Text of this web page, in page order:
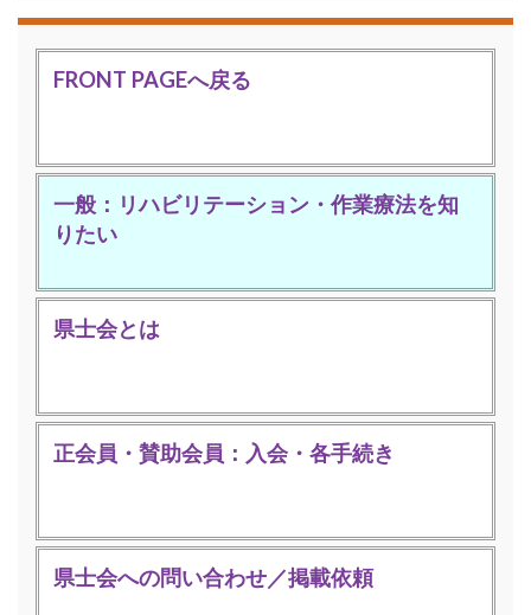
FRONT PAGEへ戻る
一般：リハビリテーション・作業療法を知
りたい
県士会とは
正会員・賛助会員：入会・各手続き
県士会への問い合わせ／掲載依頼